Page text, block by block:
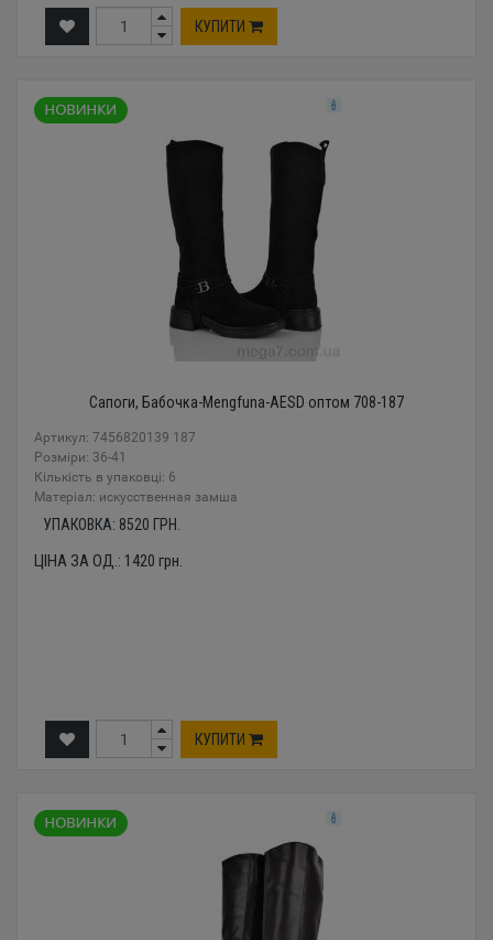
КУПИТИ
Сапоги, Бабочка-Mengfuna-AESD оптом 708-187
Артикул: 7456820139 187
Розміри: 36-41
Кількість в упаковці: 6
Mатеріал: искусственная замша
УПАКОВКА: 8520 ГРН.
ЦІНА ЗА ОД.: 1420 грн.
КУПИТИ